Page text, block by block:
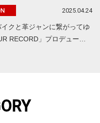
2025.04.24
クと革ジャンに繋がってゆ
RECORD」プロデュー…